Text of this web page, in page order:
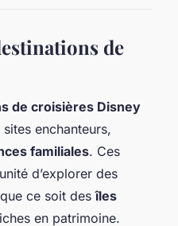
de
de croisières Disney
enchanteurs,
familiales. Ces
d’explorer des
ce soit desîles
en patrimoine.